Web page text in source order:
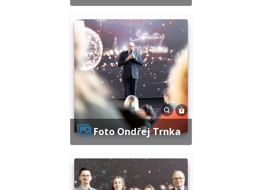
Foto Ondřej Trnka